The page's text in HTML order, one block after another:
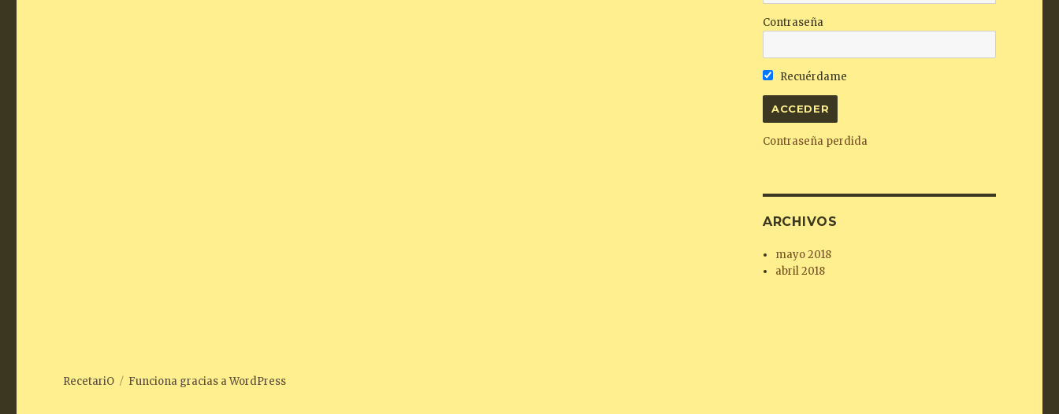
Contraseña
Recuérdame
Contraseña perdida
ARCHIVOS
mayo 2018
abril 2018
RecetariO Funciona gracias a WordPress